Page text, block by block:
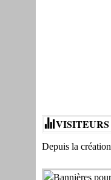
VISITEURS
Depuis la création